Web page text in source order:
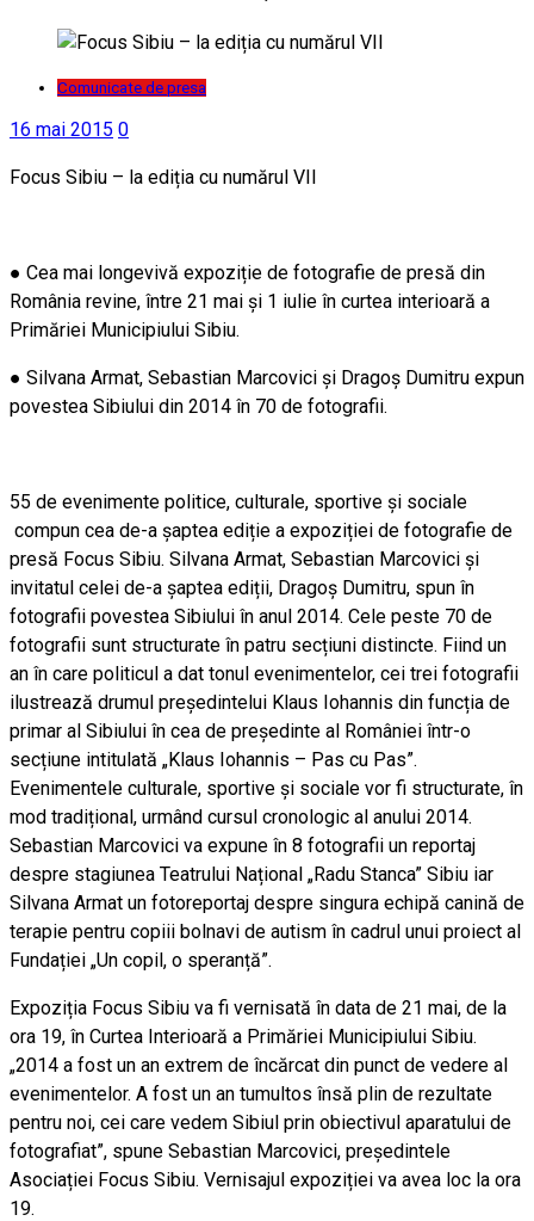
Comunicate de presa
16 mai 2015 0
Focus Sibiu – la ediția cu numărul VII
● Cea mai longevivă expoziție de fotografie de presă din
România revine, între 21 mai și 1 iulie în curtea interioară a
Primăriei Municipiului Sibiu.
● Silvana Armat, Sebastian Marcovici și Dragoș Dumitru expun
povestea Sibiului din 2014 în 70 de fotografii.
55 de evenimente politice, culturale, sportive și sociale
compun cea de-a șaptea ediție a expoziției de fotografie de
presă Focus Sibiu. Silvana Armat, Sebastian Marcovici și
invitatul celei de-a șaptea ediții, Dragoș Dumitru, spun în
fotografii povestea Sibiului în anul 2014. Cele peste 70 de
fotografii sunt structurate în patru secțiuni distincte. Fiind un
an în care politicul a dat tonul evenimentelor, cei trei fotografii
ilustrează drumul președintelui Klaus Iohannis din funcția de
primar al Sibiului în cea de președinte al României într-o
secțiune intitulată „Klaus Iohannis – Pas cu Pas”.
Evenimentele culturale, sportive și sociale vor fi structurate, în
mod tradițional, urmând cursul cronologic al anului 2014.
Sebastian Marcovici va expune în 8 fotografii un reportaj
despre stagiunea Teatrului Național „Radu Stanca” Sibiu iar
Silvana Armat un fotoreportaj despre singura echipă canină de
terapie pentru copiii bolnavi de autism în cadrul unui proiect al
Fundației „Un copil, o speranță”.
Expoziția Focus Sibiu va fi vernisată în data de 21 mai, de la
ora 19, în Curtea Interioară a Primăriei Municipiului Sibiu.
„2014 a fost un an extrem de încărcat din punct de vedere al
evenimentelor. A fost un an tumultos însă plin de rezultate
pentru noi, cei care vedem Sibiul prin obiectivul aparatului de
fotografiat”, spune Sebastian Marcovici, președintele
Asociației Focus Sibiu. Vernisajul expoziției va avea loc la ora
19.